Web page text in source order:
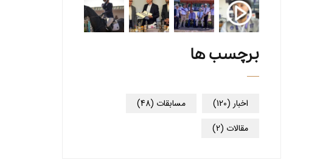
برچسب ها
اخبار (120) مسابقات (48)
مقالات (2)